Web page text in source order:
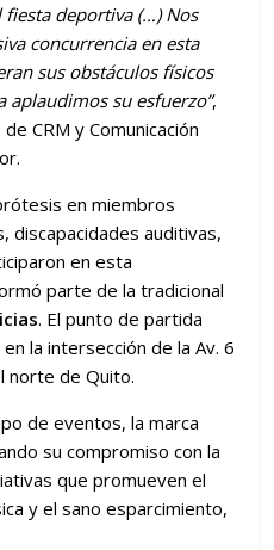
deportiva (…) Nos
concurrencia en esta
sus obstáculos físicos
su esfuerzo”,
CRM y Comunicación
en miembros
discapacidades auditivas,
en esta
parte de la tradicional
. El punto de partida
la intersección de la Av. 6
norte de Quito.
de eventos, la marca
su compromiso con la
que promueven el
y el sano esparcimiento,